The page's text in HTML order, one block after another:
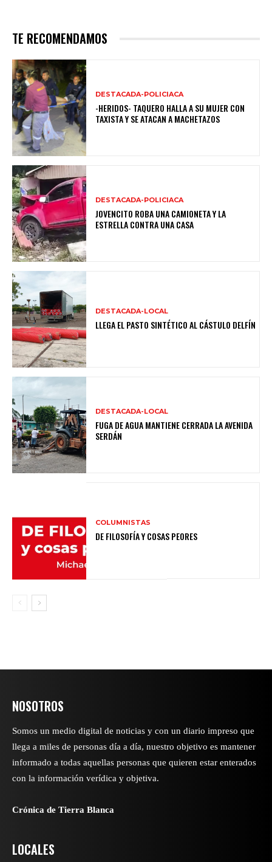
TE RECOMENDAMOS
DESTACADA-POLICIACA
-HERIDOS- TAQUERO HALLA A SU MUJER CON
TAXISTA Y SE ATACAN A MACHETAZOS
DESTACADA-POLICIACA
JOVENCITO ROBA UNA CAMIONETA Y LA
ESTRELLA CONTRA UNA CASA
DESTACADA-LOCAL
LLEGA EL PASTO SINTÉTICO AL CÁSTULO DELFÍN
DESTACADA-LOCAL
FUGA DE AGUA MANTIENE CERRADA LA AVENIDA
SERDÁN
COLUMNISTAS
DE FILOSOFÍA Y COSAS PEORES
NOSOTROS
Somos un medio digital de noticias y con un diario impreso que
llega a miles de personas día a día, nuestro objetivo es mantener
informado a todas aquellas personas que quieren estar enterados
con la información verídica y objetiva.
Crónica de Tierra Blanca
LOCALES